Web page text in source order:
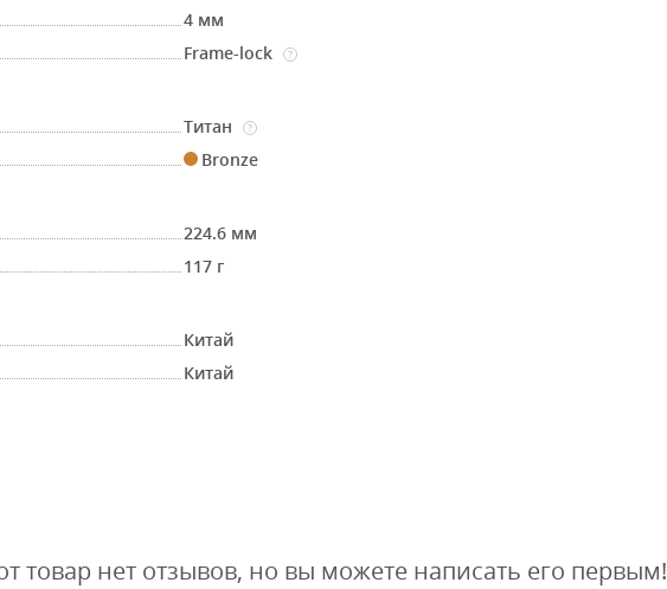
4 мм
Frame-lock ?
Титан ?
Bronze
224.6 мм
117 г
Китай
Китай
товар нет отзывов, но вы можете написать его первым!